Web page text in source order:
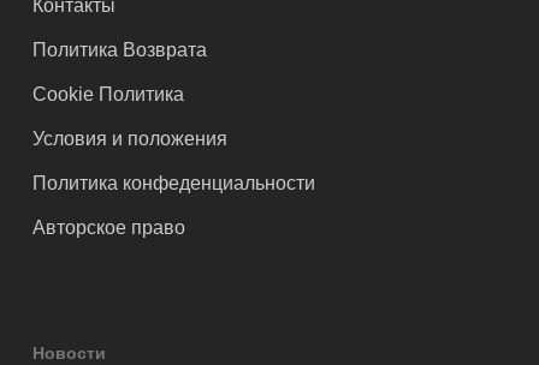
Контакты
Политика Возврата
Cookie Политика
Условия и положения
Политика конфеденциальности
Авторское право
Новости